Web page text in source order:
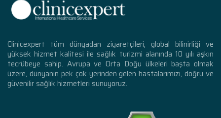
Clinicexpert tüm dünyadan ziyaretçileri, global bilinirliği ve
yüksek hizmet kalitesi ile sağlık turizmi alanında 10 yılı aşkın
tecrübeye sahip. Avrupa ve Orta Doğu ülkeleri başta olmak
üzere, dünyanın pek çok yerinden gelen hastalarımızı, doğru ve
güvenilir sağlık hizmetleri sunuyoruz.